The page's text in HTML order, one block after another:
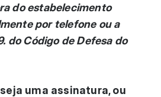
do estabelecimento
por telefone ou a
do Código de Defesa do
uma assinatura, ou